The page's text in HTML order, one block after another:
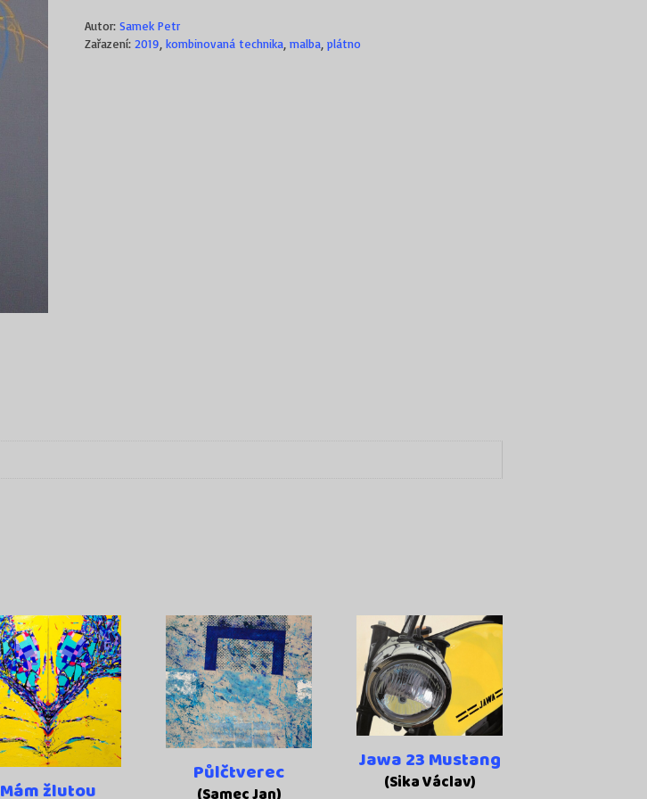
Autor: Samek Petr
Zařazení: 2019 kombinovaná technika, malba, plátno
Mám žlutou
Půlčtverec Jawa 23 Mustang
(Sika Václav)